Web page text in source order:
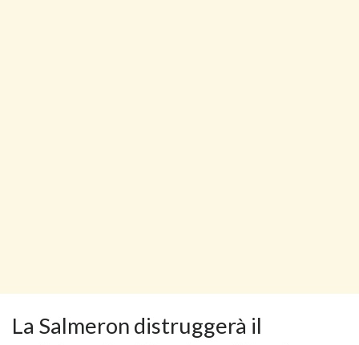
La Salmeron distruggerà il